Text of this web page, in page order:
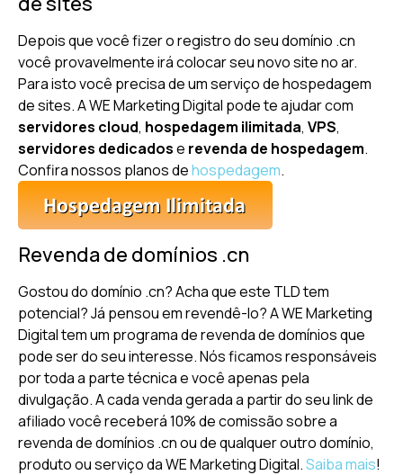
Depois que você fizer o registro do seu domínio .cn
você provavelmente irá colocar seu novo site no ar.
Para isto você precisa de um serviço de hospedagem
de sites. A WE Marketing Digital pode te ajudar com
servidores cloud, hospedagem ilimitada, VPS,
servidores dedicadose revenda de hospedagem.
Confira nossos planos dehospedagem.
Revenda de domínios .cn
Gostou do domínio .cn? Acha que este TLD tem
potencial? Já pensou em revendê-lo? A WE Marketing
Digital tem um programa de revenda de domínios que
pode ser do seu interesse. Nós ficamos responsáveis
por toda a parte técnica e você apenas pela
divulgação. A cada venda gerada a partir do seu link de
afiliado você receberá 10% de comissão sobre a
revenda de domínios .cn ou de qualquer outro domínio,
produto ou serviço da WE Marketing Digital.Saiba mais!